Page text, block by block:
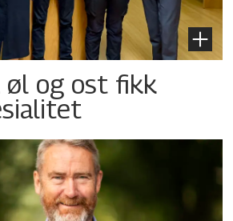
øl og ost fikk